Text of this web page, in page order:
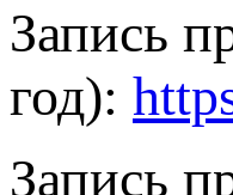
Запись
год):
Запись